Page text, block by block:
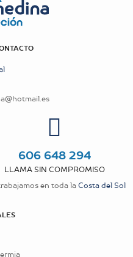
606 648 294
LLAMA SIN COMPROMISO
en toda laCosta del Sol